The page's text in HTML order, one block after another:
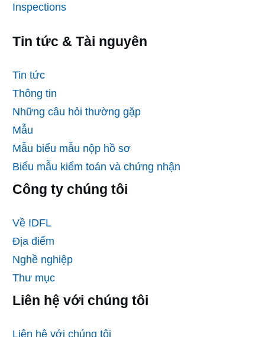
Inspections
Tin tức & Tài nguyên
Tin tức
Thông tin
Những câu hỏi thường gặp
Mẫu
Mẫu biểu mẫu nộp hồ sơ
Biểu mẫu kiểm toán và chứng nhận
Công ty chúng tôi
Về IDFL
Địa điểm
Nghề nghiệp
Thư mục
Liên hệ với chúng tôi
Liên hệ với chúng tôi